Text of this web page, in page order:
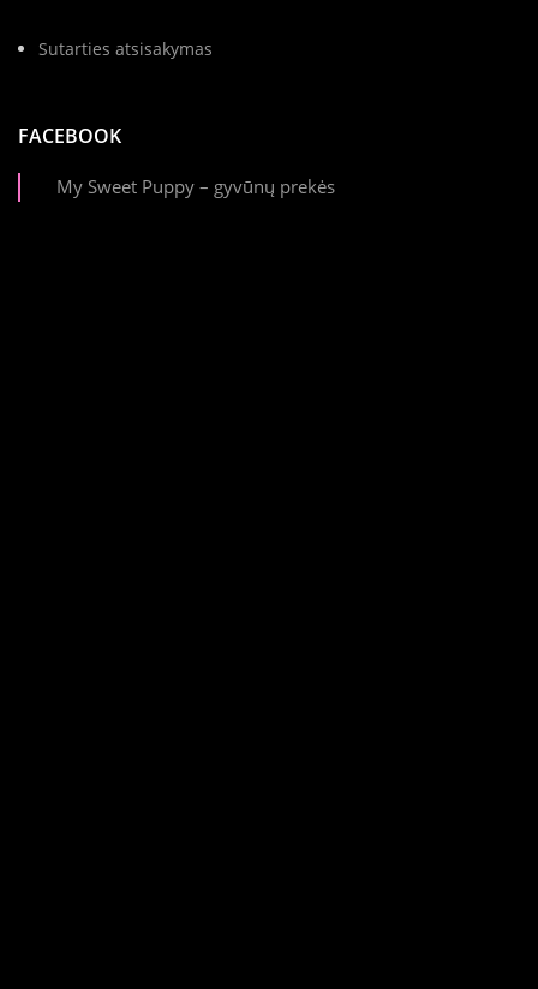
Sutarties atsisakymas
FACEBOOK
My Sweet Puppy – gyvūnų prekės